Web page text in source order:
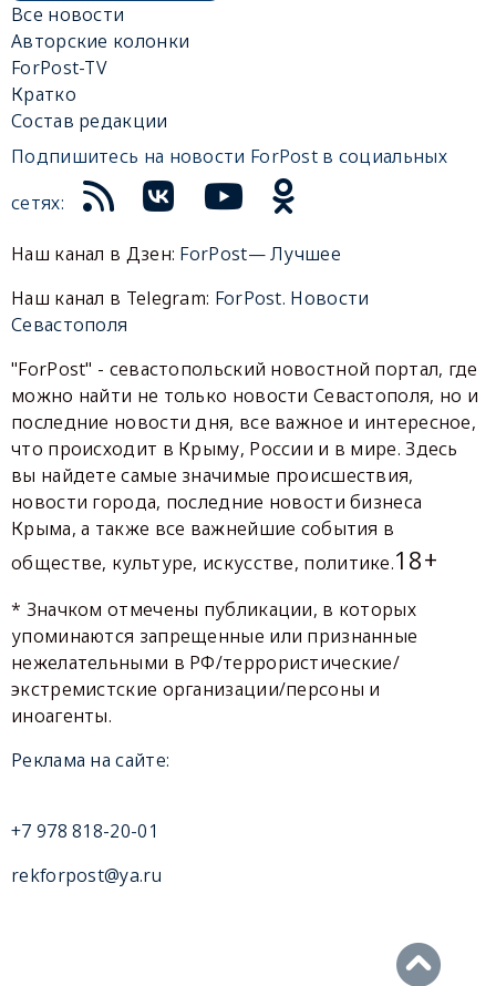
Все новости
Авторские колонки
ForPost-TV
Кратко
Состав редакции
Подпишитесь на новости ForPost в социальных
сетях:
Наш канал в Дзен: ForPost— Лучшее
Наш канал в Telegram: ForPost. Новости
Севастополя
"ForPost" - севастопольский новостной портал, где
можно найти не только новости Севастополя, но и
последние новости дня, все важное и интересное,
что происходит в Крыму, России и в мире. Здесь
вы найдете самые значимые происшествия,
новости города, последние новости бизнеса
Крыма, а также все важнейшие события в
обществе, культуре, искусстве, политике.18+
* Значком отмечены публикации, в которых
упоминаются запрещенные или признанные
нежелательными в РФ/террористические/
экстремистские организации/персоны и
иноагенты.
Реклама на сайте:
+7 978 818-20-01
rekforpost@ya.ru